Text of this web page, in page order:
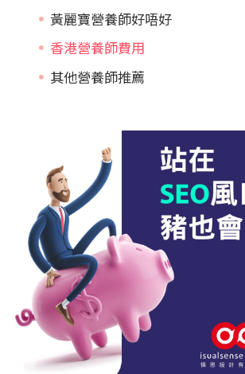
黃麗寶營養師好唔好
香港營養師費用
其他營養師推薦